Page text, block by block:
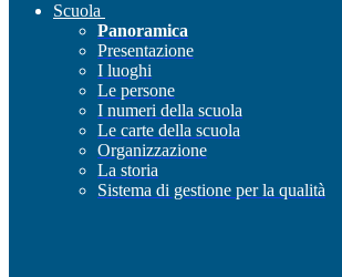
Scuola
Panoramica
Presentazione
I luoghi
Le persone
I numeri della scuola
Le carte della scuola
Organizzazione
La storia
Sistema di gestione per la qualità